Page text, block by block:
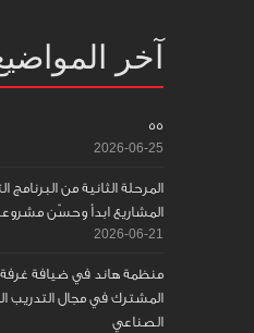
آخر
55
2026-06-25
المرحلة الثانية من البرنامج
المشاريع ابدأ وحسّن
2026-06-21
منظمة هاند في ضيافة
المشترك في مجال
الصناعي